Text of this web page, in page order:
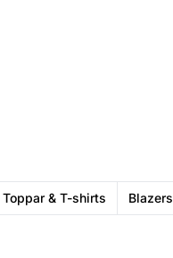
Toppar & T-shirts Blazers